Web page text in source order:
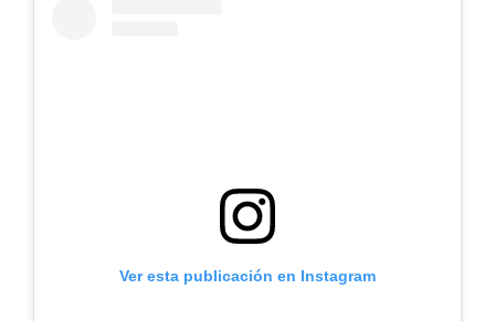
Ver esta publicación en Instagram